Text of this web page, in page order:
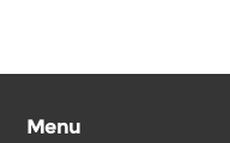
Menu